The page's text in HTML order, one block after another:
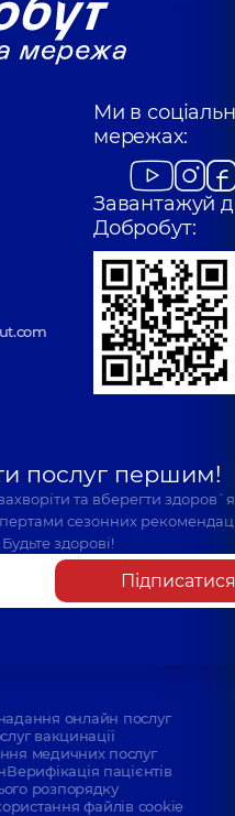
Ми в
мережах:
Завантажуй
Добробут:
послуг першим!
та вберегти
сезонних
здорові!
Підписатися
онлайн послуг
вакцинації
медичних послуг
Верифікація пацієнтів
розпорядку
файлів cookie